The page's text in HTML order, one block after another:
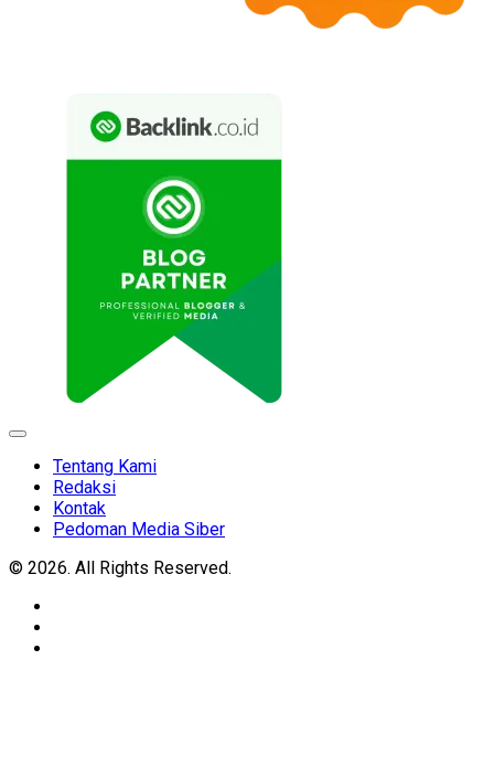
Expand
Tentang Kami
Redaksi
Kontak
Pedoman Media Siber
© 2026. All Rights Reserved.